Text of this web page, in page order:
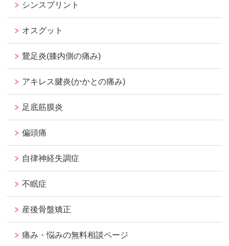
シンスプリント
オスグット
鵞足炎(膝内側の痛み)
アキレス腱炎(かかとの痛み)
足底筋膜炎
偏頭痛
自律神経失調症
不眠症
産後骨盤矯正
痛み・悩みの無料相談ページ